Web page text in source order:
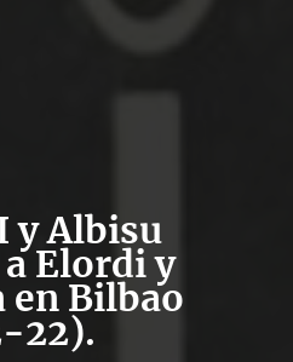
y Albisu
Elordi y
en Bilbao
22).